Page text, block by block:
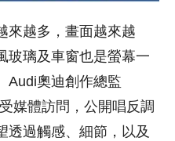
來越多，畫面越來越
玻璃及車窗也是螢幕一
Audi奧迪創作總監
媒體訪問，公開唱反調
透過觸感、細節，以及